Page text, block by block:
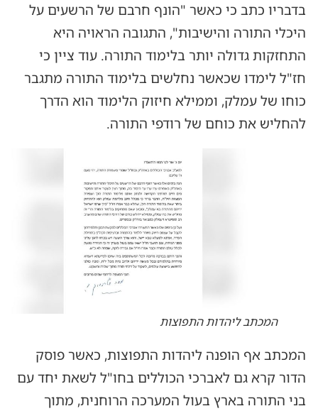
בדבריו כתב כי כאשר "הונף חרבם של הרשעים על
היכלי התורה והישיבות", התגובה הראויה היא
התחזקות גדולה יותר בלימוד התורה. עוד ציין כי
חז"ל לימדו שכאשר נחלשים בלימוד התורה מתגבר
כוחו של עמלק, וממילא חיזוק הלימוד הוא הדרך
להחליש את כוחם של רודפי התורה.
המכתב ליהדות התפוצות
המכתב אף הופנה ליהדות התפוצות, כאשר פוסק
הדור קרא גם לאברכי הכוללים בחו"ל לשאת יחד עם
בני התורה בארץ בעול המערכה הרוחנית, מתוך